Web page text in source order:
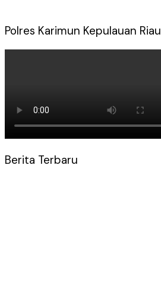
Polres Karimun Kepulauan Riau
Berita Terbaru